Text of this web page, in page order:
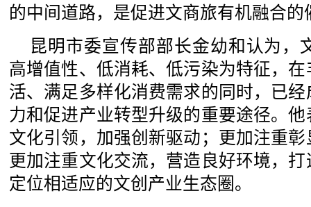
的中间道路，是促进文商旅有机融合的
昆明市委宣传部部长金幼和认为，
高增值性、低消耗、低污染为特征，
活、满足多样化消费需求的同时，已
力和促进产业转型升级的重要途径。
文化引领，加强创新驱动；更加注重
更加注重文化交流，营造良好环境，
定位相适应的文创产业生态圈。